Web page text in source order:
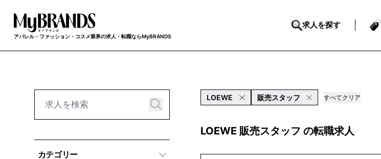
アパレル・ファッション・コスメ業界の求人・転職ならMyBRANDS
求人を探す
カテゴリー
LOEWE 販売スタッフ すべてクリア
LOEWE 販売スタッフ の転職求人